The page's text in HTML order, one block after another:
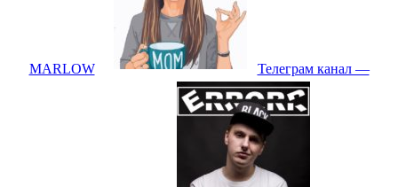
MARLOW Телеграм канал —